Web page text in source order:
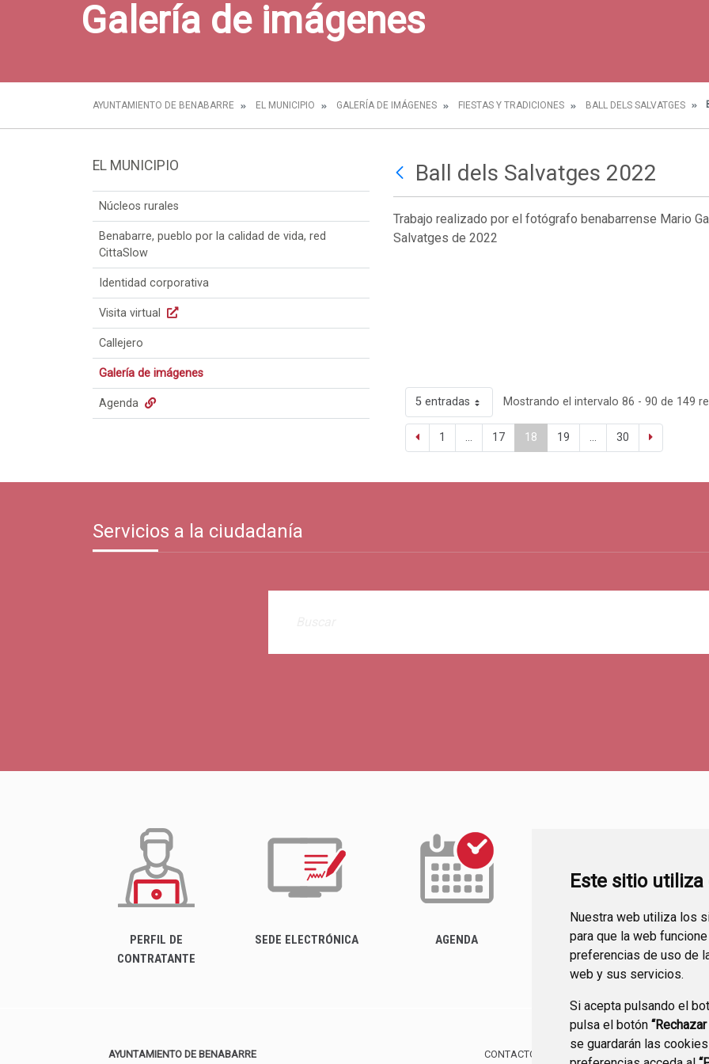
Este sitio
Nuestra web utiliza los
para que la web
preferencias de uso de
web y sus servicios.
Si acepta pulsando el
pulsa el botón
se guardarán las
Galería de imágenes
AYUNTAMIENTO DE BENABARRE EL MUNICIPIO GALERÍA DE IMÁGENES FIESTAS Y TRADICIONES BALL DELS SALVATGES
EL MUNICIPIO
Núcleos rurales
Benabarre, pueblo por la calidad de vida, red
CittaSlow
Identidad corporativa
Visita virtual
Callejero
Galería de imágenes
Agenda
Ball dels Salvatges 2022
Trabajo realizado por el fotógrafo benabarrense Mario
Salvatges de 2022
5 entradas Mostrando el intervalo 86 - 90 de 149
1 ... 17 18 19 ... 30
Servicios a la ciudadanía
PERFIL DE
CONTRATANTE
SEDE ELECTRÓNICA AGENDA ACTUALIDAD
AYUNTAMIENTO DE BENABARRE CONTACTO MAPA WEB